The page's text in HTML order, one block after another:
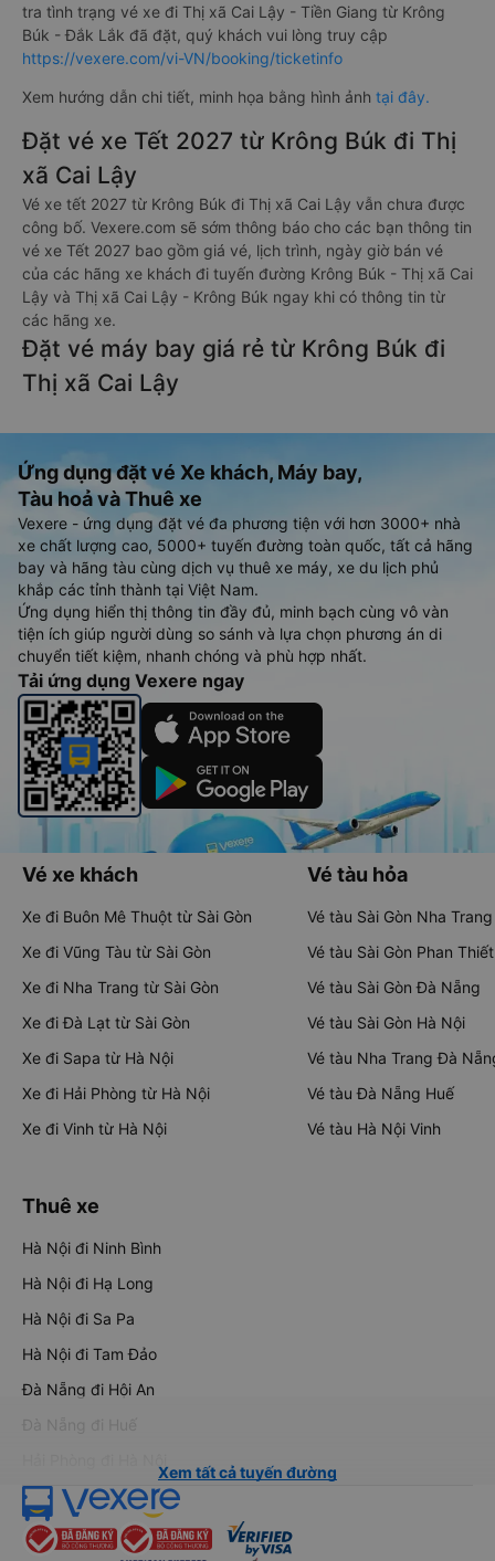
tra tình trạng vé xe đi Thị xã Cai Lậy - Tiền Giang từ Krông
Búk - Đắk Lắk đã đặt, quý khách vui lòng truy cập
https://vexere.com/vi-VN/booking/ticketinfo
Xem hướng dẫn chi tiết, minh họa bằng hình ảnh tại đây.
Đặt vé xe Tết 2027 từ Krông Búk đi Thị
xã Cai Lậy
Vé xe tết 2027 từ Krông Búk đi Thị xã Cai Lậy vẫn chưa được
công bố. Vexere.com sẽ sớm thông báo cho các bạn thông tin
vé xe Tết 2027 bao gồm giá vé, lịch trình, ngày giờ bán vé
của các hãng xe khách đi tuyến đường Krông Búk - Thị xã Cai
Lậy và Thị xã Cai Lậy - Krông Búk ngay khi có thông tin từ
các hãng xe.
Đặt vé máy bay giá rẻ từ Krông Búk đi
Thị xã Cai Lậy
Ứng dụng đặt vé Xe khách, Máy bay,
Tàu hoả và Thuê xe
Vexere - ứng dụng đặt vé đa phương tiện với hơn 3000+ nhà
xe chất lượng cao, 5000+ tuyến đường toàn quốc, tất cả hãng
bay và hãng tàu cùng dịch vụ thuê xe máy, xe du lịch phủ
khắp các tỉnh thành tại Việt Nam.
Ứng dụng hiển thị thông tin đầy đủ, minh bạch cùng vô vàn
tiện ích giúp người dùng so sánh và lựa chọn phương án di
chuyển tiết kiệm, nhanh chóng và phù hợp nhất.
Tải ứng dụng Vexere ngay
Vé xe khách
Xe đi Buôn Mê Thuột từ Sài Gòn
Xe đi Vũng Tàu từ Sài Gòn
Xe đi Nha Trang từ Sài Gòn
Xe đi Đà Lạt từ Sài Gòn
Xe đi Sapa từ Hà Nội
Xe đi Hải Phòng từ Hà Nội
Xe đi Vinh từ Hà Nội
Vé tàu hỏa
Vé tàu Sài Gòn Nha Trang
Vé tàu Sài Gòn Phan Thiết
Vé tàu Sài Gòn Đà Nẵng
Vé tàu Sài Gòn Hà Nội
Vé tàu Nha Trang Đà
Vé tàu Đà Nẵng Huế
Vé tàu Hà Nội Vinh
Thuê xe
Hà Nội đi Ninh Bình
Hà Nội đi Hạ Long
Hà Nội đi Sa Pa
Hà Nội đi Tam Đảo
Đà Nẵng đi Hội An
Đà Nẵng đi Huế
Xem tất cả tuyến đường